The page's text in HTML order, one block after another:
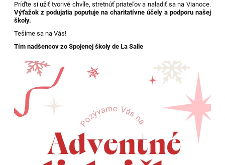
Príďte si užiť tvorivé chvíle, stretnúť priateľov a naladiť sa na Vianoce.
Výťažok z podujatia poputuje na charitatívne účely a podporu našej
školy.
Tešíme sa na Vás!
Tím nadšencov zo Spojenej školy de La Salle